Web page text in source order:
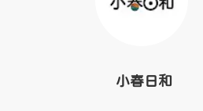
小春日和